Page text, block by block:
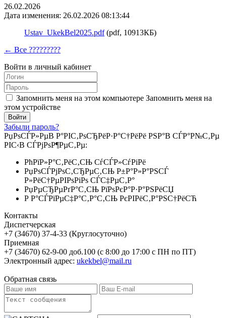
26.02.2026
Дата изменения: 26.02.2026 08:13:44
Ustav_UkekBel2025.pdf(pdf, 10913КБ)
← Все ?????????
Войти в личный кабинет
Запомнить меня на этом компьютере Запомнить меня на
этом устройстве
Забыли пароль?
РџРѕСЃР»РµВ Р°РІС‚РѕСЂРёР·Р°С†РёРё РЅР°В СЃР°Р№С‚Рµ
РІС‹В СЃРјРѕР¶РµС‚Рµ:
РћРїР»Р°С‚РёС‚СЊ СѓСЃР»СѓРіРё
РџРѕСЃРјРѕС‚СЂРµС‚СЊ Р±Р°Р»Р°РЅСЃ
Р»РёС†РµРІРѕРіРѕ СЃС‡РµС‚Р°
РџРµСЂРµРґР°С‚СЊ РїРѕРєР°Р·Р°РЅРёСЏ
Р Р°СЃРїРµС‡Р°С‚Р°С‚СЊ РєРІРёС‚Р°РЅС†РёСЋ
Контакты
Диспетчерская
+7 (34670) 37-4-33 (Круглосуточно)
Приемная
+7 (34670) 62-9-00 доб.100 (с 8:00 до 17:00 с ПН по ПТ)
Электронный адрес: ukekbel@mail.ru
Обратная связь